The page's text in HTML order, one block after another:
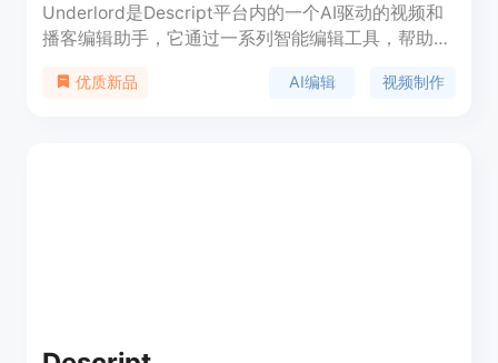
Underlord是Descript平台内的一个AI驱动的视频和
播客编辑助手，它通过一系列智能编辑工具，帮助用
质量。产品背景信息显示，Underlord致力于通过AI
优质新品 AI编辑 视频制作